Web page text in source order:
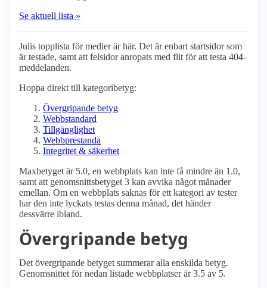
Se aktuell lista »
Julis topplista för medier är här. Det är enbart startsidor som
är testade, samt att felsidor anropats med flit för att testa 404-
meddelanden.
Hoppa direkt till kategoribetyg:
Övergripande betyg
Webbstandard
Tillgänglighet
Webbprestanda
Integritet & säkerhet
Maxbetyget är 5.0, en webbplats kan inte få mindre än 1.0,
samt att genomsnittsbetyget 3 kan avvika något månader
emellan. Om en webbplats saknas för ett kategori av tester
har den inte lyckats testas denna månad, det händer
dessvärre ibland.
Övergripande betyg
Det övergripande betyget summerar alla enskilda betyg.
Genomsnittet för nedan listade webbplatser är 3.5 av 5.